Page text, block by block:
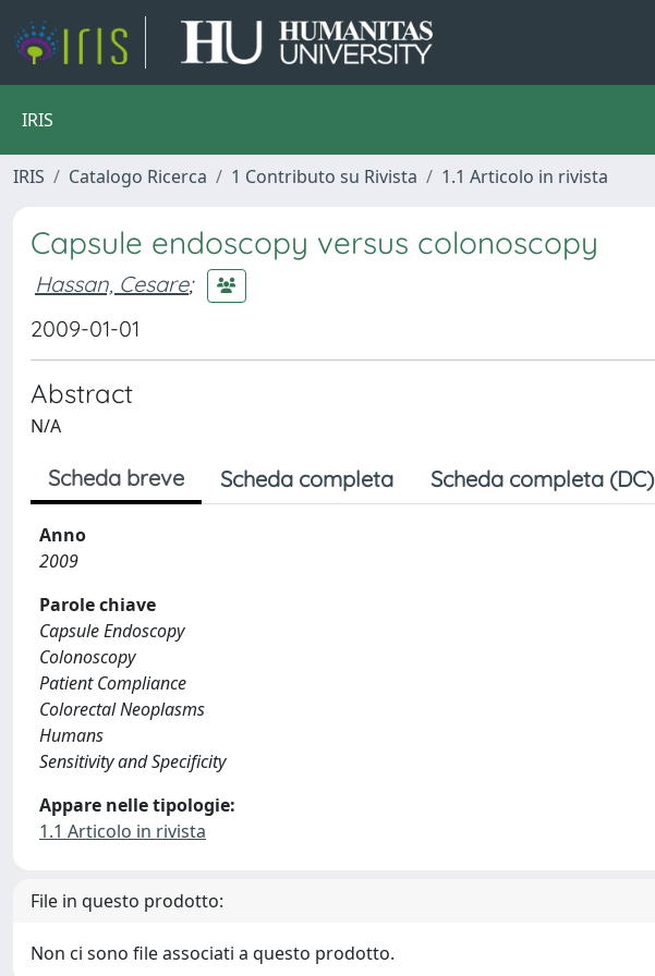
IRIS
IRIS Catalogo Ricerca 1 Contributo su Rivista 1.1 Articolo in rivista
Capsule endoscopy versus colonoscopy
Hassan, Cesare;
2009-01-01
Abstract
N/A
Scheda breve Scheda completa Scheda completa (DC)
Anno
2009
Parole chiave
Capsule Endoscopy
Colonoscopy
Patient Compliance
Colorectal Neoplasms
Humans
Sensitivity and Specificity
Appare nelle tipologie:
1.1 Articolo in rivista
File in questo prodotto:
Non ci sono file associati a questo prodotto.